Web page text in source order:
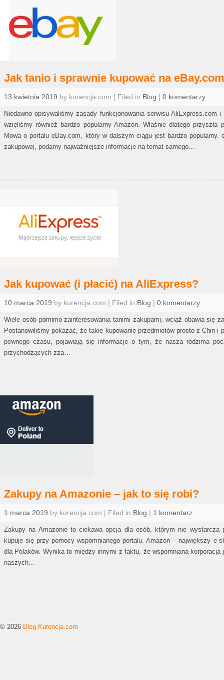
Jak tanio i sprawnie kupować na
13 kwietnia 2019 by kurencja.com | Filed in Blog | 0 komentarzy
Niedawno opisywaliśmy zasady funkcjonowania serwisu
wzięliśmy również bardzo popularny Amazon. Właśnie dlatego
Mowa o portalu eBay.com, który w dalszym ciągu jest bardzo popularny.
zakupowej, podamy najważniejsze informacje na temat samego…
Jak kupować (i płacić) na AliExpress?
10 marca 2019 by kurencja.com | Filed in Blog | 0 komentarzy
Wiele osób pomimo zainteresowania tanimi zakupami, wciąż obawia się
Postanowiliśmy pokazać, że takie kupowanie przedmiotów prosto z Chin i
pewnego czasu, pojawiają się informacje o tym, że nasza rodzima
przychodzących zza…
Zakupy na Amazonie – jak to się robi?
1 marca 2019 by kurencja.com | Filed in Blog | 1 komentarz
Zakupy na Amazonie to ciekawa opcja dla osób, którym nie
kupuje się przy pomocy wspomnianego portalu. Amazon – największy
dla Polaków. Wynika to między innymi z faktu, że wspomniana
naszych…
© 2026 Blog.Kurencja.com